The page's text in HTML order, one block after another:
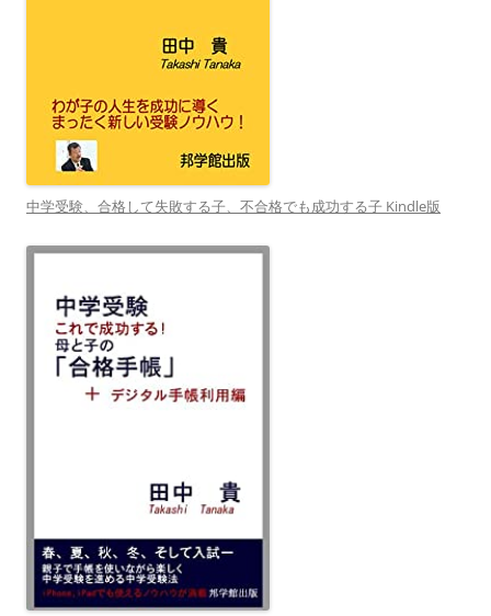
中学受験、合格して失敗する子、不合格でも成功する子 Kindle版